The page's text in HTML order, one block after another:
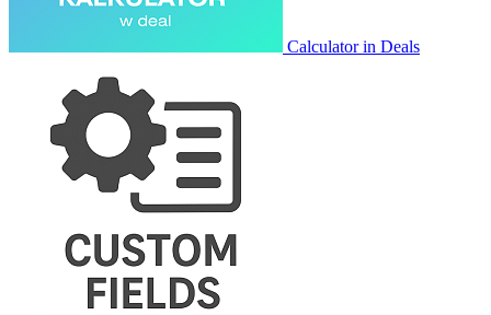
Calculator in Deals